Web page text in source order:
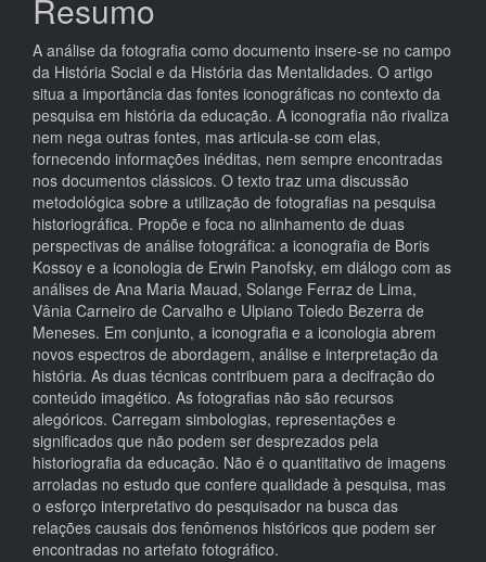
Resumo
A análise da fotografia como documento insere-se no campo
da História Social e da História das Mentalidades. O artigo
situa a importância das fontes iconográficas no contexto da
pesquisa em história da educação. A iconografia não rivaliza
nem nega outras fontes, mas articula-se com elas,
fornecendo informações inéditas, nem sempre encontradas
nos documentos clássicos. O texto traz uma discussão
metodológica sobre a utilização de fotografias na pesquisa
historiográfica. Propõe e foca no alinhamento de duas
perspectivas de análise fotográfica: a iconografia de Boris
Kossoy e a iconologia de Erwin Panofsky, em diálogo com as
análises de Ana Maria Mauad, Solange Ferraz de Lima,
Vânia Carneiro de Carvalho e Ulpiano Toledo Bezerra de
Meneses. Em conjunto, a iconografia e a iconologia abrem
novos espectros de abordagem, análise e interpretação da
história. As duas técnicas contribuem para a decifração do
conteúdo imagético. As fotografias não são recursos
alegóricos. Carregam simbologias, representações e
significados que não podem ser desprezados pela
historiografia da educação. Não é o quantitativo de imagens
arroladas no estudo que confere qualidade à pesquisa, mas
o esforço interpretativo do pesquisador na busca das
relações causais dos fenômenos históricos que podem ser
encontradas no artefato fotográfico.